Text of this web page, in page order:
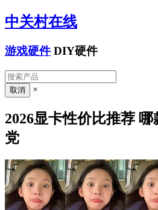
中关村在线
游戏硬件 DIY硬件
×
2026显卡性价比推荐
党